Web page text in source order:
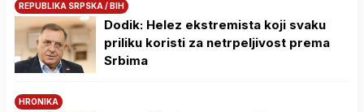
REPUBLIKA SRPSKA / BIH
Dodik: Helez ekstremista koji svaku
priliku koristi za netrpeljivost prema
Srbima
HRONIKA